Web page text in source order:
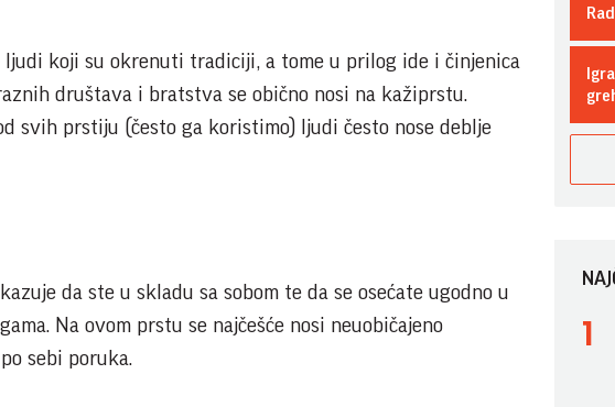
ljudi koji su okrenuti tradiciji, a tome u prilog ide i činjenica
društava i bratstva se obično nosi na kažiprstu.
svih prstiju (često ga koristimo) ljudi često nose deblje
da ste u skladu sa sobom te da se osećate ugodno u
Na ovom prstu se najčešće nosi neuobičajeno
sebi poruka.